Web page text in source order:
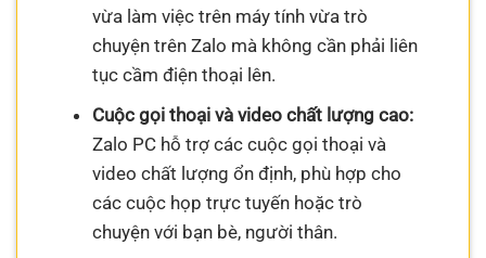
vừa làm việc trên máy tính vừa trò
chuyện trên Zalo mà không cần phải liên
tục cầm điện thoại lên.
Cuộc gọi thoại và video chất lượng cao:
Zalo PC hỗ trợ các cuộc gọi thoại và
video chất lượng ổn định, phù hợp cho
các cuộc họp trực tuyến hoặc trò
chuyện với bạn bè, người thân.